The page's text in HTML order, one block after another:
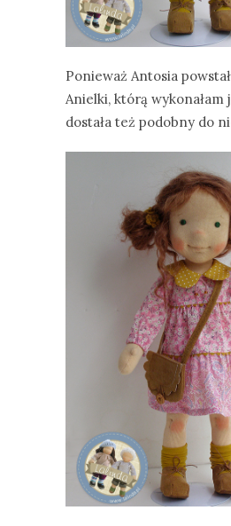
Ponieważ Antosia
Anielki, którą wykonałam
dostała też podobny do